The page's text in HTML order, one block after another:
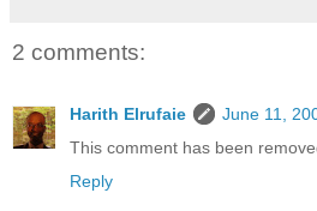
2 comments:
Harith Elrufaie
June 11,
This comment has been
Reply